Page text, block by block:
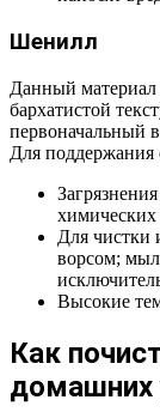
Шенилл
Данный материал
бархатистой
первоначальный
Для поддержания
химических
Для чистки
ворсом;
Высокие
Как
домашних